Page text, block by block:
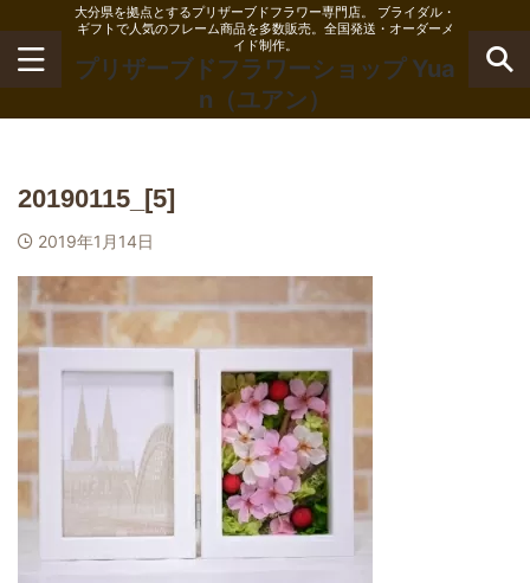
大分県を拠点とするプリザーブドフラワー専門店。 ブライダル・
ギフトで人気のフレーム商品を多数販売。全国発送・オーダーメ
イド制作。
プリザーブドフラワーショップ Yua
n（ユアン）
20190115_[5]
2019年1月14日